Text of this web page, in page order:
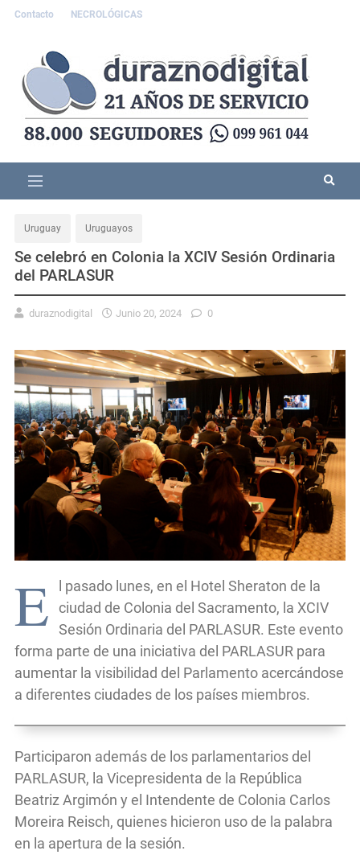
Contacto NECROLÓGICAS
Uruguay Uruguayos
Se celebró en Colonia la XCIV Sesión Ordinaria
del PARLASUR
duraznodigital Junio 20, 2024 0
E
l pasado lunes, en el Hotel Sheraton de la
ciudad de Colonia del Sacramento, la XCIV
Sesión Ordinaria del PARLASUR. Este evento
forma parte de una iniciativa del PARLASUR para
aumentar la visibilidad del Parlamento acercándose
a diferentes ciudades de los países miembros.
Participaron además de los parlamentarios del
PARLASUR, la Vicepresidenta de la República
Beatriz Argimón y el Intendente de Colonia Carlos
Moreira Reisch, quienes hicieron uso de la palabra
en la apertura de la sesión.